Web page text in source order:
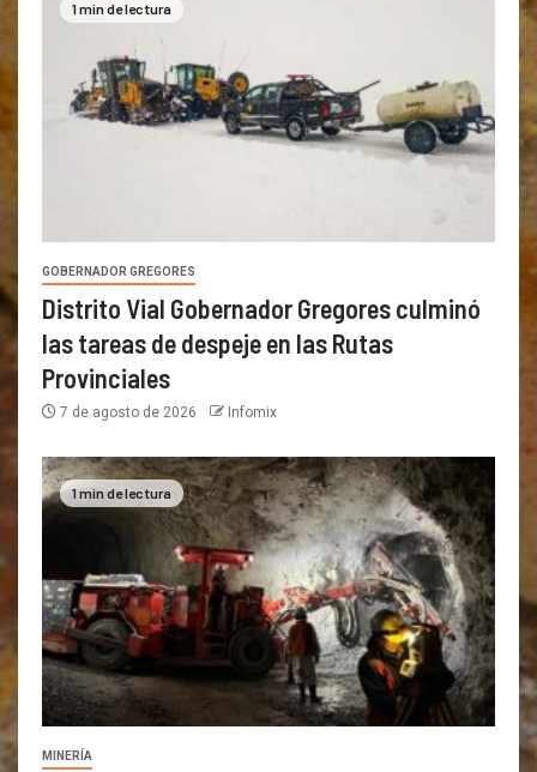
1 min de lectura
GOBERNADOR GREGORES
Distrito Vial Gobernador Gregores culminó
las tareas de despeje en las Rutas
Provinciales
7 de agosto de 2026 Infomix
1 min de lectura
MINERÍA